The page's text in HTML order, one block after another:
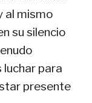
al mismo
su silencio
para
presente